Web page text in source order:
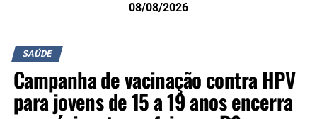
08/08/2026
SAÚDE
Campanha de vacinação contra HPV
para jovens de 15 a 19 anos encerra